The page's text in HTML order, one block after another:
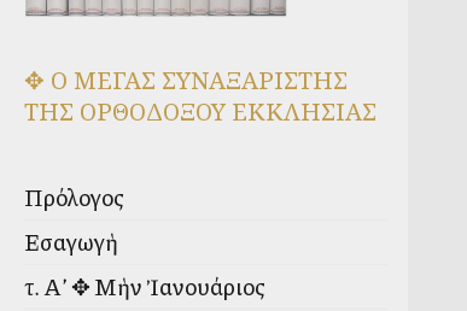
✥ Ο ΜΕΓΑΣ ΣΥΝΑΞΑΡΙΣΤΗΣ
ΤΗΣ ΟΡΘΟΔΟΞΟΥ ΕΚΚΛΗΣΙΑΣ
Πρόλογος
Εἰσαγωγὴ
τ. Α’ ✥ Μὴν Ἰανουάριος